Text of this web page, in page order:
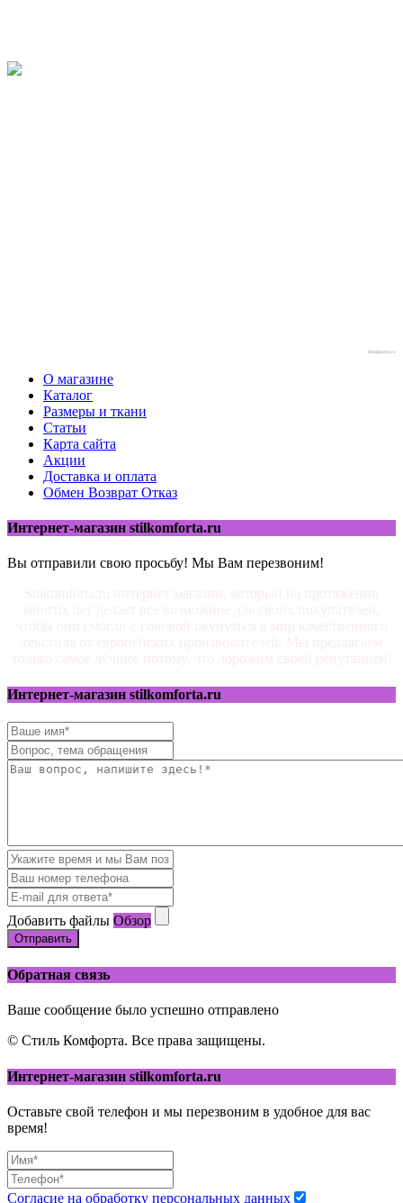
blogjquery.ru
О магазине
Каталог
Размеры и ткани
Статьи
Карта сайта
Акции
Доставка и оплата
Обмен Возврат Отказ
Интернет-магазин stilkomforta.ru
Вы отправили свою просьбу! Мы Вам перезвоним!
Интернет-магазин stilkomforta.ru
Добавить файлы Обзор
Отправить
Обратная связь
Ваше сообщение было успешно отправлено
© Стиль Комфорта. Все права защищены.
Интернет-магазин stilkomforta.ru
Оставьте свой телефон и мы перезвоним в удобное для вас
время!
Согласие на обработку персональных данных